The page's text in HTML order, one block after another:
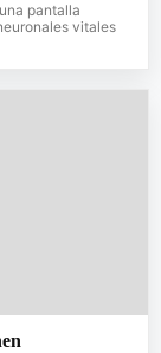
pantalla
vitales